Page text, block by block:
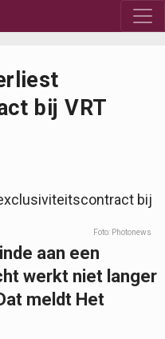
bij VRT
Foto: Photonews
aan een
werkt niet langer
meldt Het